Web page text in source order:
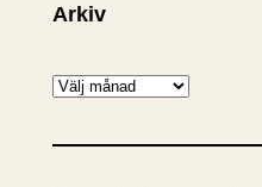
Arkiv
A
k